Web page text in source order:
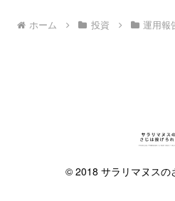
ホーム 投資 運用報
© 2018 サラリマヌスの